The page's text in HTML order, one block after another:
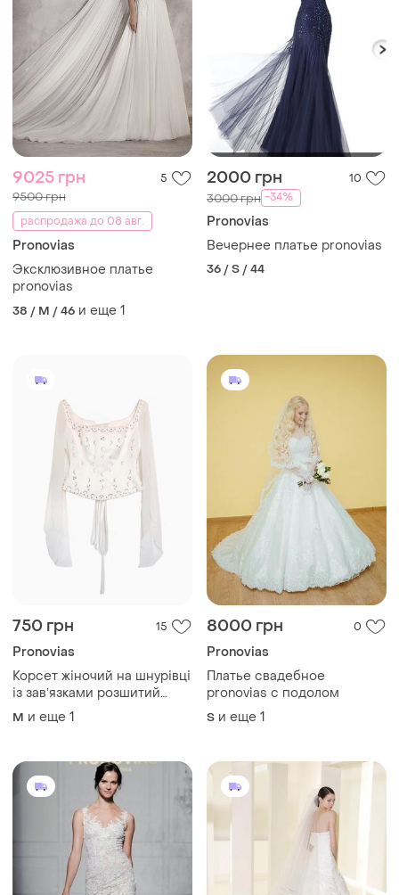
9025 грн 5
9500 грн
распродажа до 08 авг.
Pronovias
Эксклюзивное платье
pronovias
38 / M / 46 и еще 1
2000 грн 10
3000 грн -34%
Pronovias
Вечернее платье pronovias
36 / S / 44
750 грн 15
Pronovias
Корсет жіночий на шнурівці
із завʼязками розшитий
бісером з кльош рукавами
pronovias m l кремовий
M и еще 1
8000 грн 0
Pronovias
Платье свадебное
pronovias с подолом
S и еще 1